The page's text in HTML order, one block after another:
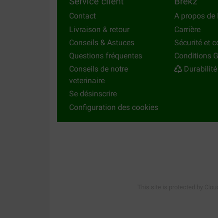
Contact
Livraison & retour
Conseils & Astuces
Questions fréquentes
Conseils de notre
veterinaire
Se désinscrire
Configuration des cookies
A propos de
Carrière
Sécurité et
Conditions
Durabilité